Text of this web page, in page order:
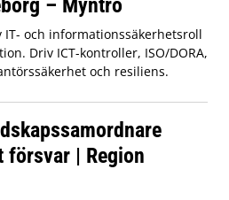
– Myntro
IT- och informationssäkerhetsroll
Driv ICT-kontroller, ISO/DORA,
och resiliens.
försvar | Region